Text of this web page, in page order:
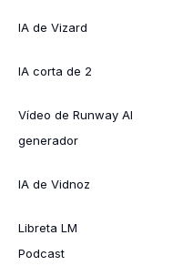
IA de Vizard
IA corta de 2
Vídeo de Runway AI
generador
IA de Vidnoz
Libreta LM
Podcast